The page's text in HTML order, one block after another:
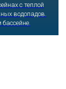
с теплой
водопадов.